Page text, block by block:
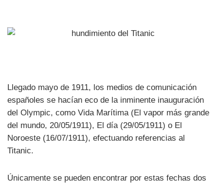
Llegado mayo de 1911, los medios de comunicación
españoles se hacían eco de la inminente inauguración
del Olympic, como Vida Marítima (El vapor más grande
del mundo, 20/05/1911), El día (29/05/1911) o El
Noroeste (16/07/1911), efectuando referencias al
Titanic.
Únicamente se pueden encontrar por estas fechas dos